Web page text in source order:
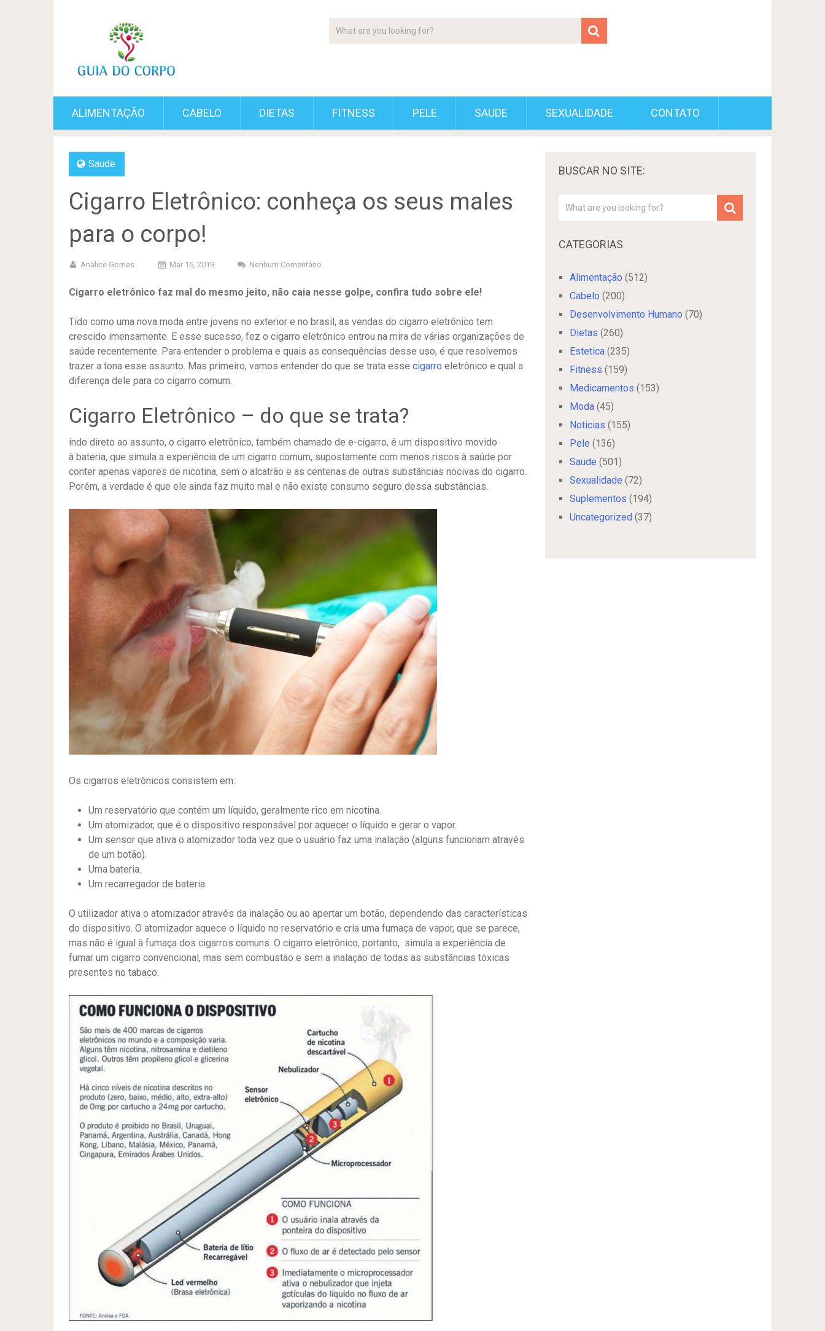
ALIMENTAÇÃO CABELO DIETAS FITNESS PELE SAUDE SEXUALIDADE CONTATO
Saude
Cigarro Eletrônico: conheça os seus males
para o corpo!
Analice Gomes Mar 16, 2019 Nenhum Comentário
Cigarro eletrônico faz mal do mesmo jeito, não caia nesse golpe, confira tudo sobre ele!
Tido como uma nova moda entre jovens no exterior e no brasil, as vendas do cigarro eletrônico tem
crescido imensamente. E esse sucesso, fez o cigarro eletrônico entrou na mira de várias organizações de
saúde recentemente. Para entender o problema e quais as consequências desse uso, é que resolvemos
trazer a tona esse assunto. Mas primeiro, vamos entender do que se trata esse cigarro eletrônico e qual a
diferença dele para co cigarro comum.
Cigarro Eletrônico – do que se trata?
indo direto ao assunto, o cigarro eletrônico, também chamado de e-cigarro, é um dispositivo movido
à bateria, que simula a experiência de um cigarro comum, supostamente com menos riscos à saúde por
conter apenas vapores de nicotina, sem o alcatrão e as centenas de outras substâncias nocivas do cigarro.
Porém, a verdade é que ele ainda faz muito mal e não existe consumo seguro dessa substâncias.
Os cigarros eletrônicos consistem em:
Um reservatório que contém um líquido, geralmente rico em nicotina.
Um atomizador, que é o dispositivo responsável por aquecer o líquido e gerar o vapor.
Um sensor que ativa o atomizador toda vez que o usuário faz uma inalação (alguns funcionam através
de um botão).
Uma bateria.
Um recarregador de bateria.
O utilizador ativa o atomizador através da inalação ou ao apertar um botão, dependendo das características
do dispositivo. O atomizador aquece o líquido no reservatório e cria uma fumaça de vapor, que se parece,
mas não é igual à fumaça dos cigarros comuns. O cigarro eletrônico, portanto, simula a experiência de
fumar um cigarro convencional, mas sem combustão e sem a inalação de todas as substâncias tóxicas
presentes no tabaco.
BUSCAR NO SITE:
CATEGORIAS
Alimentação (512)
Cabelo (200)
Desenvolvimento Humano (70)
Dietas (260)
Estetica (235)
Fitness (159)
Medicamentos (153)
Moda (45)
Noticias (155)
Pele (136)
Saude (501)
Sexualidade (72)
Suplementos (194)
Uncategorized (37)